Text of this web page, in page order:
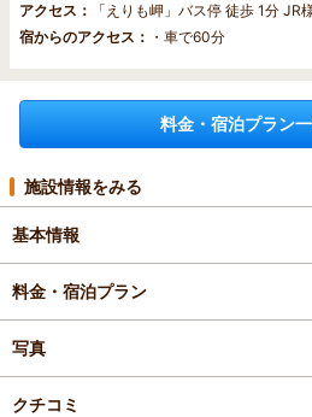
アクセス：
「えりも岬」バス停 徒歩 1分 JR
宿からのアクセス： ・車で60分
料金・宿泊プラン
施設情報をみる
基本情報
料金・宿泊プラン
写真
クチコミ